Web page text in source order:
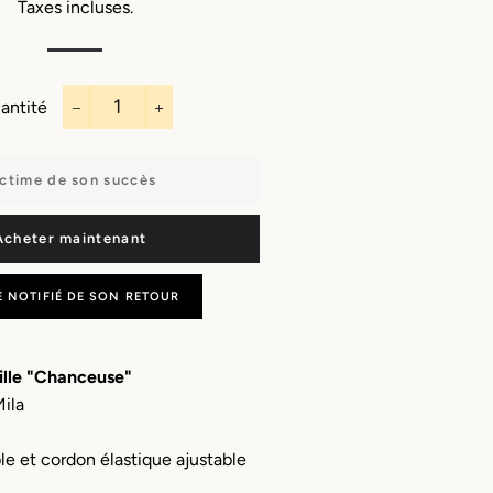
Sautoirs
Boucles
d'oreilles
Charms & bijoux
Porte-monnaie
Écharpes
Masques
Manchettes
Porte clefs
Taxes incluses.
−
+
de son succès
maintenant
NOTIFIÉ DE SON RETOUR
"Chanceuse"
et cordon élastique ajustable